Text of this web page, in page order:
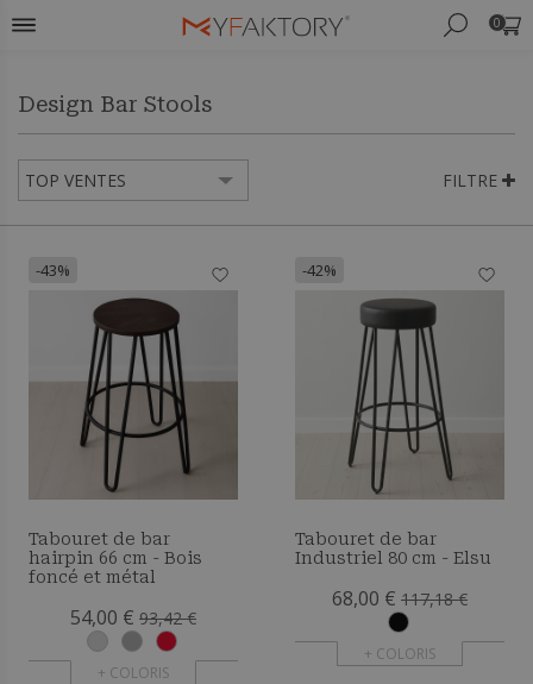
0
Design Bar Stools
FILTRE
-43%
Tabouret de bar
hairpin 66 cm - Bois
foncé et métal
54,00 € 93,42 €
+ COLORIS
-42%
Tabouret de bar
Industriel 80 cm - Elsu
68,00 € 117,18 €
+ COLORIS